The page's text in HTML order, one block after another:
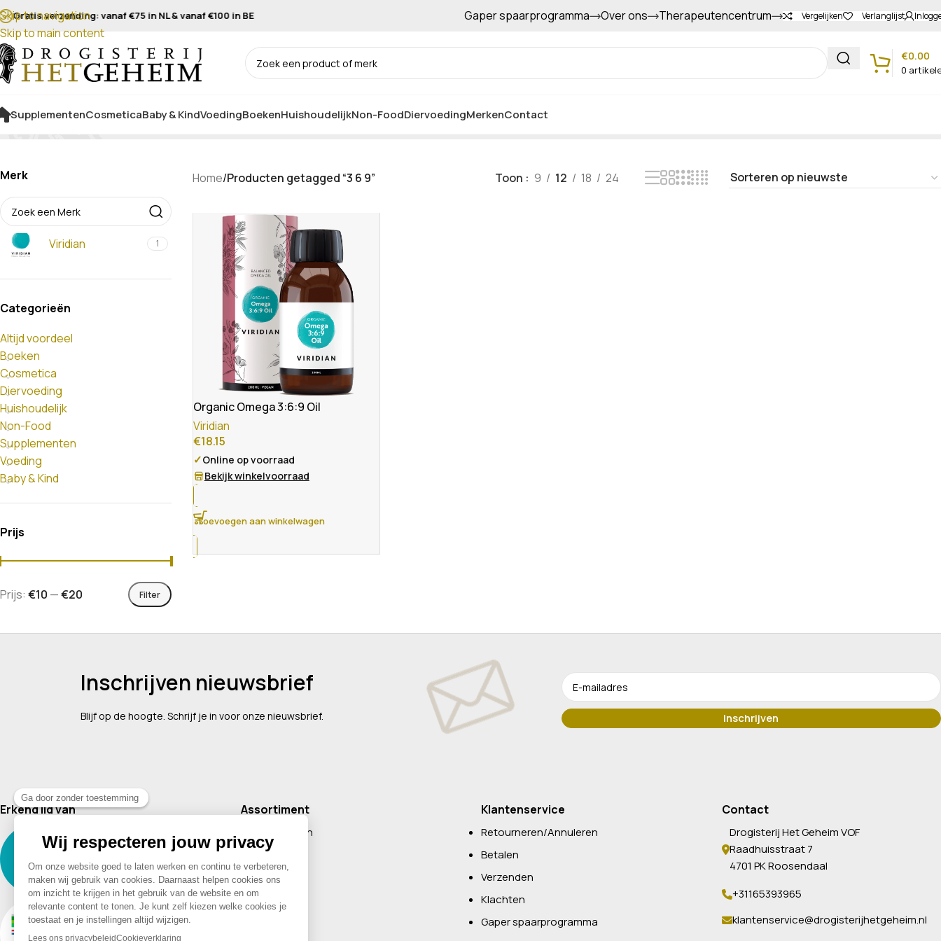
Skip to navigation
Skip to main content
Gratis verzending: vanaf €75 in NL & vanaf €100 in BE Gratis afhalen in de winkel Gapers sparen voor extra korting
Gaper spaarprogramma Over ons Therapeutencentrum Vergelijken Verlanglijst
0
€0.00
SupplementenCosmeticaBaby & KindVoedingBoekenHuishoudelijkNon-FoodDiervoedingMerkenContact
3 6 9
Merk
Viridian 1
Categorieën
Altijd voordeel
Boeken
Cosmetica
Diervoeding
Huishoudelijk
Non-Food
Supplementen
Voeding
Baby & Kind
Prijs
Filter
Prijs: €10 —€20
Home/Producten getagged “3 6 9” Toon 9 12 18 24
Organic Omega 3:6:9 Oil
Viridian
€18.15
✓Online op voorraad
Bekijk winkelvoorraad
Toevoegen aan winkelwagen
Inschrijven nieuwsbrief
Blijf op de hoogte. Schrijf je in voor onze nieuwsbrief.
Erkend lid van Assortiment
Supplementen
Cosmetica
Baby & Kind
Voeding
Klantenservice
Retourneren/Annuleren
Betalen
Verzenden
Klachten
Gaper spaarprogramma
Contact
Drogisterij Het Geheim VOF
Raadhuisstraat 7
4701 PK Roosendaal
+31165393965
klantenservice@drogisterijhetgeheim.nl